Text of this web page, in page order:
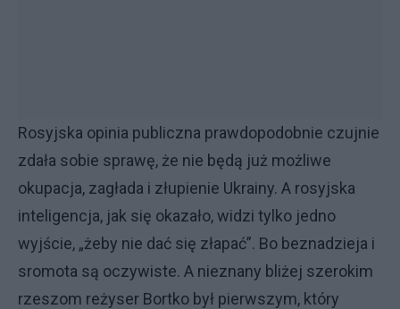
Rosyjska opinia publiczna prawdopodobnie czujnie
zdała sobie sprawę, że nie będą już możliwe
okupacja, zagłada i złupienie Ukrainy. A rosyjska
inteligencja, jak się okazało, widzi tylko jedno
wyjście, „żeby nie dać się złapać”. Bo beznadzieja i
sromota są oczywiste. A nieznany bliżej szerokim
rzeszom reżyser Bortko był pierwszym, który